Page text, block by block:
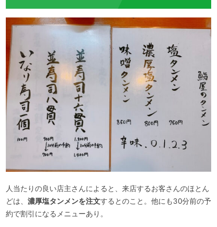
人当たりの良い店主さんによると、来店するお客さんのほとん
どは、 濃厚塩タンメンを注文するとのこと。他にも30分前の予
約で割引になるメニューあり。